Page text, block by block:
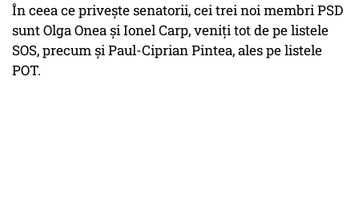
În ceea ce privește senatorii, cei trei noi membri PSD
sunt Olga Onea și Ionel Carp, veniți tot de pe listele
SOS, precum și Paul-Ciprian Pintea, ales pe listele
POT.